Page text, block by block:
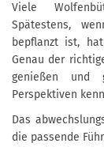
Viele
Spätestens,
bepflanzt ist,
Genau der
genießen und
Perspektiven
Das
die passende